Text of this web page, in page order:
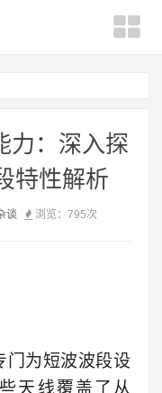
力：深入探
特性解析
谈 浏览： 795次
门为短波波段设
天线覆盖了从